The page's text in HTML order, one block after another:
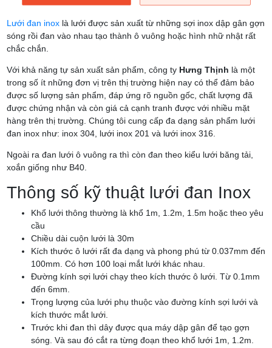
Lưới đan inox là lưới được sản xuất từ những sợi inox dập gân gợn
sóng rồi đan vào nhau tạo thành ô vuông hoặc hình nhữ nhật rất
chắc chắn.
Với khả năng tự sản xuất sản phẩm, công ty Hưng Thịnh là một
trong số ít những đơn vị trên thị trường hiện nay có thể đảm bảo
được số lượng sản phẩm, đáp ứng rõ nguồn gốc, chất lượng đã
được chứng nhận và còn giá cả cạnh tranh được với nhiều mặt
hàng trên thị trường. Chúng tôi cung cấp đa dạng sản phẩm lưới
đan inox như: inox 304, lưới inox 201 và lưới inox 316.
Ngoài ra đan lưới ô vuông ra thì còn đan theo kiểu lưới băng tải,
xoắn giống như B40.
Thông số kỹ thuật lưới đan Inox
Khổ lưới thông thường là khổ 1m, 1.2m, 1.5m hoặc theo yêu
cầu
Chiều dài cuộn lưới là 30m
Kích thước ô lưới rất đa dạng và phong phú từ 0.037mm đến
100mm. Có hơn 100 loại mắt lưới khác nhau.
Đường kính sợi lưới chạy theo kích thước ô lưới. Từ 0.1mm
đến 6mm.
Trọng lượng của lưới phụ thuộc vào đường kính sợi lưới và
kích thước mắt lưới.
Trước khi đan thì dây được qua máy dập gân để tạo gợn
sóng. Và sau đó cắt ra từng đoạn theo khổ lưới 1m, 1.2m.